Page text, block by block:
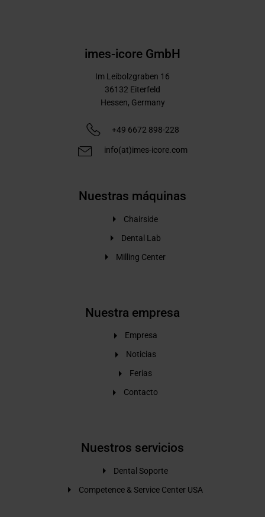
imes-icore GmbH
Im Leibolzgraben 16
36132 Eiterfeld
Hessen, Germany
+49 6672 898-228
info(at)imes-icore.com
Nuestras máquinas
Chairside
Dental Lab
Milling Center
Nuestra empresa
Empresa
Noticias
Ferias
Contacto
Nuestros servicios
Dental Soporte
Competence & Service Center USA